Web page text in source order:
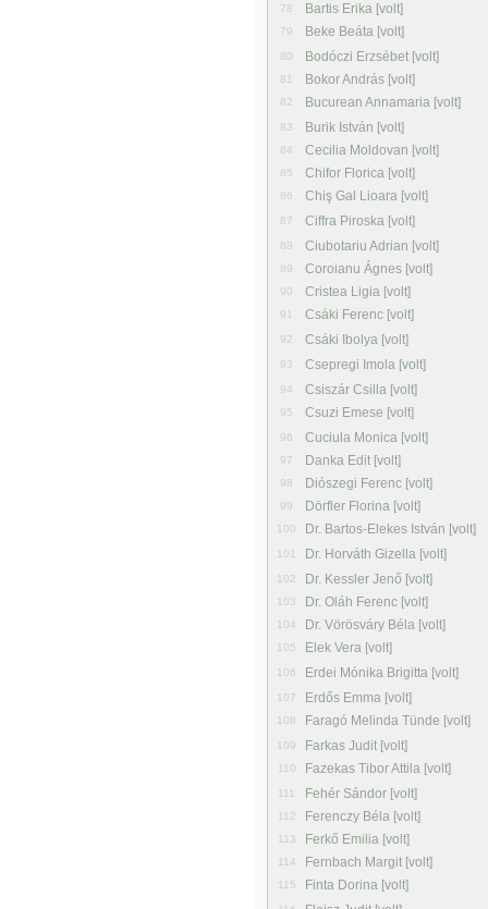
78 Bartis Erika [volt]
79 Beke Beáta [volt]
80 Bodóczi Erzsébet [volt]
81 Bokor András [volt]
82 Bucurean Annamaria [volt]
83 Burik István [volt]
84 Cecilia Moldovan [volt]
85 Chifor Florica [volt]
86 Chiş Gal Lioara [volt]
87 Ciffra Piroska [volt]
88 Ciubotariu Adrian [volt]
89 Coroianu Ágnes [volt]
90 Cristea Ligia [volt]
91 Csáki Ferenc [volt]
92 Csáki Ibolya [volt]
93 Csepregi Imola [volt]
94 Csiszár Csilla [volt]
95 Csuzi Emese [volt]
96 Cuciula Monica [volt]
97 Danka Edit [volt]
98 Diószegi Ferenc [volt]
99 Dörfler Florina [volt]
100 Dr. Bartos-Elekes István [volt]
101 Dr. Horváth Gizella [volt]
102 Dr. Kessler Jenő [volt]
103 Dr. Oláh Ferenc [volt]
104 Dr. Vörösváry Béla [volt]
105 Elek Vera [volt]
106 Erdei Mónika Brigitta [volt]
107 Erdős Emma [volt]
108 Faragó Melinda Tünde [volt]
109 Farkas Judit [volt]
110 Fazekas Tibor Attila [volt]
111 Fehér Sándor [volt]
112 Ferenczy Béla [volt]
113 Ferkő Emilia [volt]
114 Fernbach Margit [volt]
115 Finta Dorina [volt]